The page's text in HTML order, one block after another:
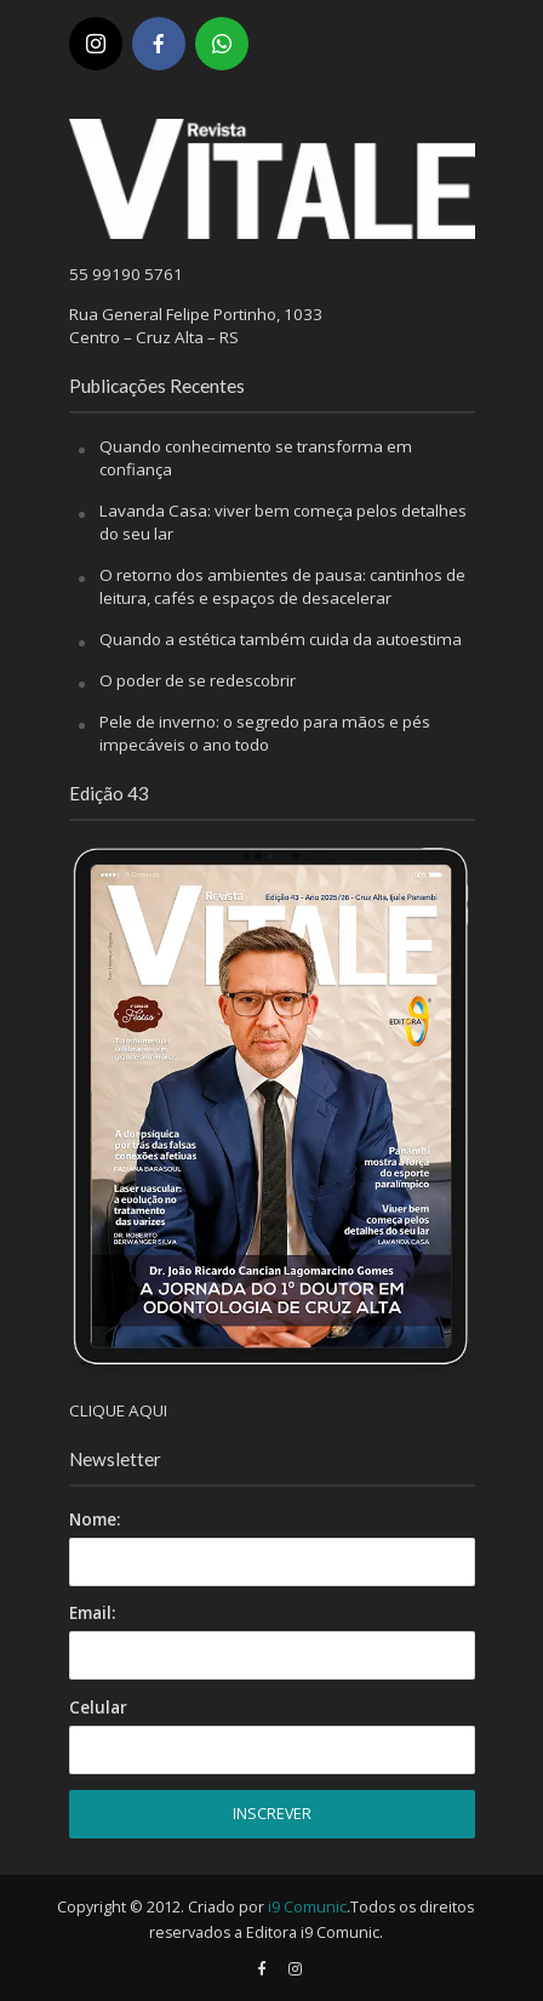
55 99190 5761
Rua General Felipe Portinho, 1033
Centro – Cruz Alta – RS
Publicações Recentes
Quando conhecimento se transforma em
confiança
Lavanda Casa: viver bem começa pelos detalhes
do seu lar
O retorno dos ambientes de pausa: cantinhos de
leitura, cafés e espaços de desacelerar
Quando a estética também cuida da autoestima
O poder de se redescobrir
Pele de inverno: o segredo para mãos e pés
impecáveis o ano todo
Edição 43
CLIQUE AQUI
Newsletter
Nome:
Email:
Celular
Copyright © 2012. Criado por i9 Comunic.Todos os direitos
reservados a Editora i9 Comunic.